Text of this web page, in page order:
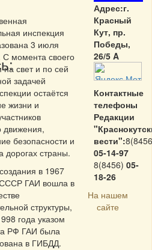
инспекция
3 июля
С момента своего
на свет и по сей
задачей
остаётся
жизни и
движения,
безопасности и
дорогах страны.
в 1967
ГАИ вошла в
структуры,
года указом
РФ ГАИ была
в ГИБДД.
Адрес:г.
Красный
Кут, пр.
Победы,
26/5 A
Контактные
телефоны
Редакции
вести":
05-14-97
8(8456) 05-
18-26
На нашем
сайте